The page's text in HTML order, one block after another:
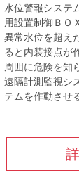
水位警報システ
用設置制御ＢＯ
異常水位を超え
ると内装接点が
周囲に危険を知
遠隔計測監視シ
テムを作動させ